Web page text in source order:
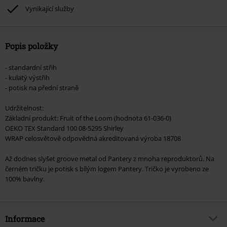
podpoříte nadaci.
Vynikající služby
Popis položky
- standardní střih
- kulatý výstřih
- potisk na přední straně
Udržitelnost:
Základní produkt: Fruit of the Loom (hodnota 61-036-0)
OEKO TEX Standard 100 08-5295 Shirley
WRAP celosvětově odpovědná akreditovaná výroba 18708
Až dodnes slyšet groove metal od Pantery z mnoha reproduktorů. Na
černém tričku je potisk s bílým logem Pantery. Tričko je vyrobeno ze
100% bavlny.
Informace